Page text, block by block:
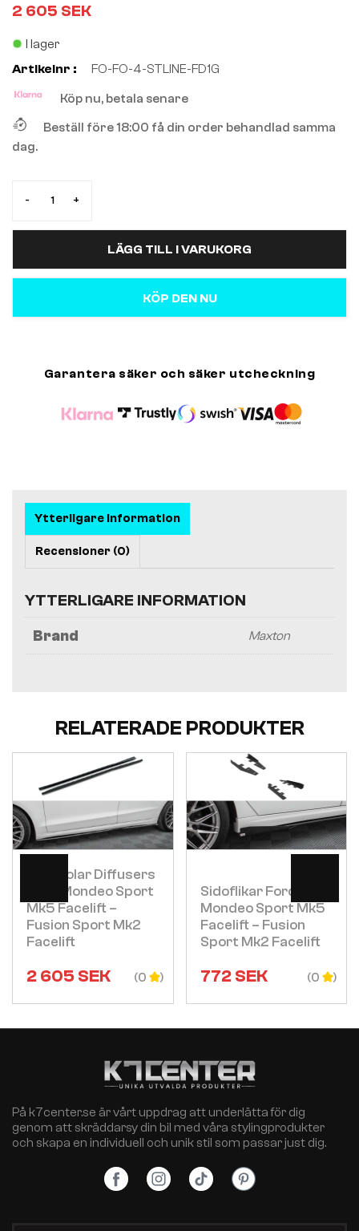
2 605 SEK
I lager
Artikelnr :
FO-FO-4-STLINE-FD1G
Köp nu, betala senare
Beställ före 18:00 få din order behandlad samma
dag.
- +
LÄGG TILL I VARUKORG
KÖP DEN NU
Garantera säker och säker utcheckning
Ytterligare information
Recensioner (0)
YTTERLIGARE INFORMATION
Brand Maxton
RELATERADE PRODUKTER
Sidokjolar Diffusers
Ford Mondeo Sport
Mk5 Facelift –
Fusion Sport Mk2
Facelift
2 605SEK (0
Visa
Sidoflikar Ford
Mondeo Sport Mk5
Facelift – Fusion
Sport Mk2 Facelift
772SEK (0
På k7center.se är vårt uppdrag att underlätta för dig
genom att skräddarsy din bil med våra stylingprodukter
och skapa en individuell och unik stil som passar just dig.